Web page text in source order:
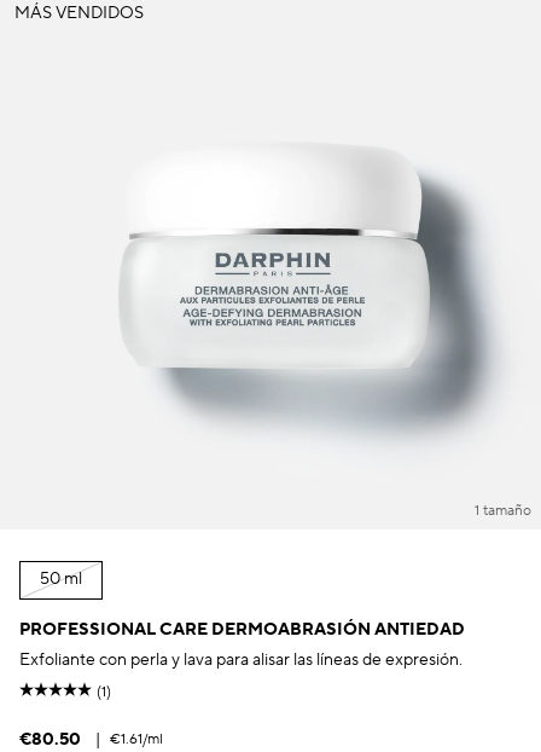
MÁS VENDIDOS
1 tamaño
50 ml
PROFESSIONAL CARE DERMOABRASIÓN ANTIEDAD
Exfoliante con perla y lava para alisar las líneas de expresión.
(1)
€80.50 | €1.61/ml